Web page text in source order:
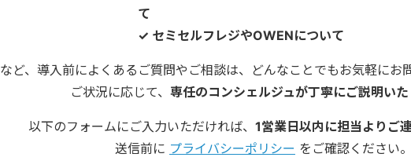
て
✓ セミセルフレジやOWENについて
など、導入前によくあるご質問やご相談は、どんなことでもお気軽にお
ご状況に応じて、 専任のコンシェルジュが丁寧にご説明いた
以下のフォームにご入力いただければ、 1営業日以内に担当よりご
送信前に プライバシーポリシー をご確認ください。